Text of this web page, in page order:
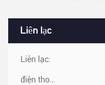
Liên lạc
Liên lạc:
điện thoại: